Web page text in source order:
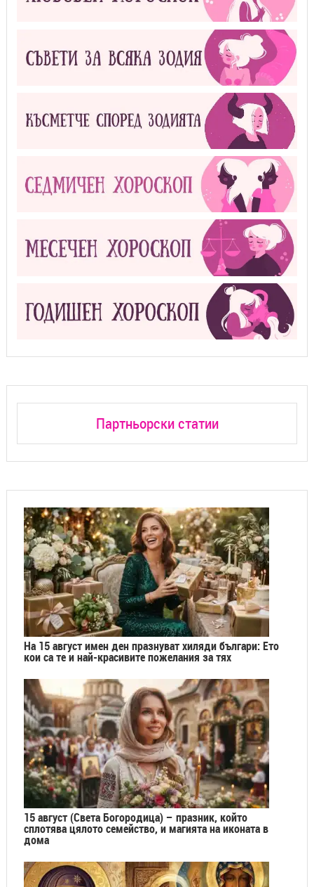
Партньорски статии
На 15 август имен ден празнуват хиляди българи: Ето
кои са те и най-красивите пожелания за тях
15 август (Света Богородица) – празник, който
сплотява цялото семейство, и магията на иконата в
дома